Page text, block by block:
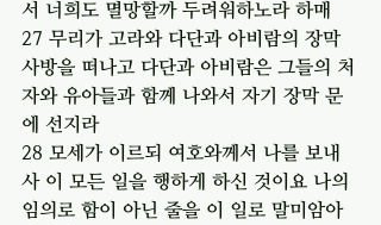
서 너희도 멸망할까 두려워하노라 하매
27 무리가 고라와 다단과 아비람의 장막
사방을 떠나고 다단과 아비람은 그들의 처
자와 유아들과 함께 나와서 자기 장막 문
에 선지라
28 모세가 이르되 여호와께서 나를 보내
사 이 모든 일을 행하게 하신 것이요 나의
임의로 함이 아닌 줄을 이 일로 말미암아